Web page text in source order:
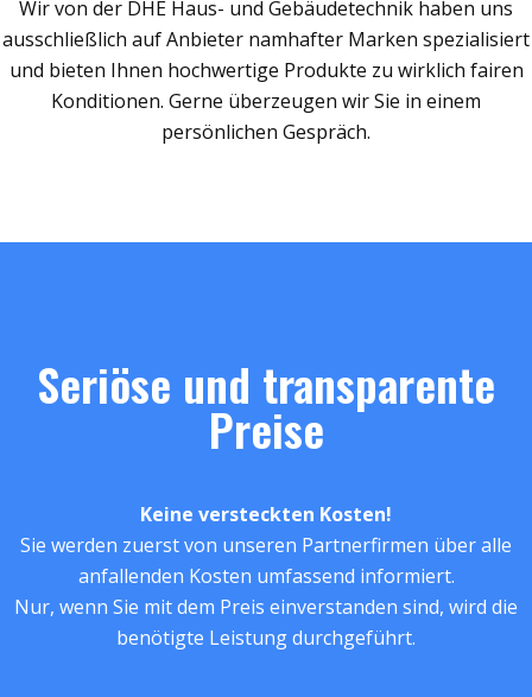
Wir von der DHE Haus- und Gebäudetechnik haben uns
ausschließlich auf Anbieter namhafter Marken spezialisiert
und bieten Ihnen hochwertige Produkte zu wirklich fairen
Konditionen. Gerne überzeugen wir Sie in einem
persönlichen Gespräch.
Seriöse und transparente
Preise
Keine versteckten Kosten!
Sie werden zuerst von unseren Partnerfirmen über alle
anfallenden Kosten umfassend informiert.
Nur, wenn Sie mit dem Preis einverstanden sind, wird die
benötigte Leistung durchgeführt.